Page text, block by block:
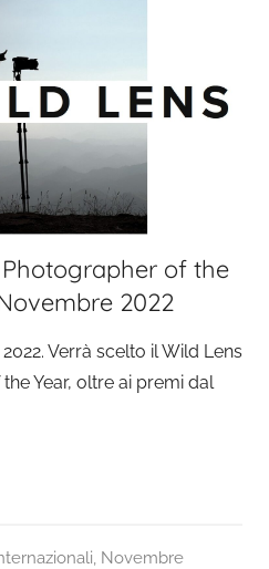
of the
2022
Verrà scelto il Wild Lens
Year, oltre ai premi dal
, Novembre